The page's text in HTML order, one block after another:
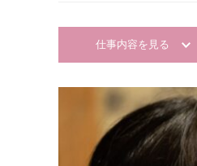
仕事内容を見る